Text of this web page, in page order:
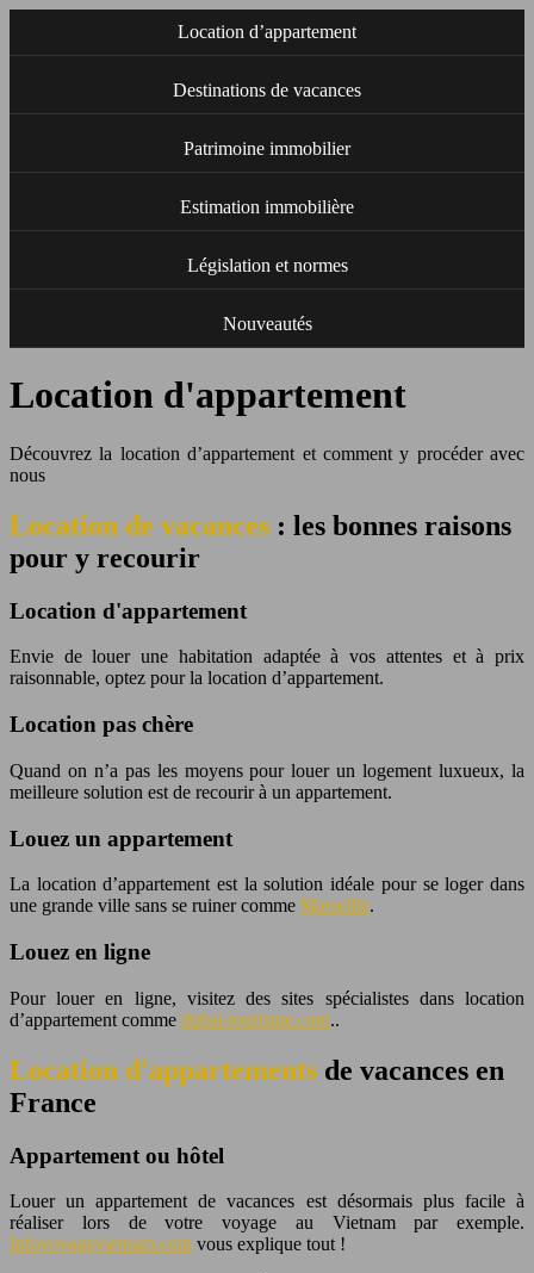
Location d’appartement
Destinations de vacances
Patrimoine immobilier
Estimation immobilière
Législation et normes
Nouveautés
Location d'appartement
Découvrez la location d’appartement et comment y procéder avec
nous
Location de vacances : les bonnes raisons
pour y recourir
Location d'appartement
Envie de louer une habitation adaptée à vos attentes et à prix
raisonnable, optez pour la location d’appartement.
Location pas chère
Quand on n’a pas les moyens pour louer un logement luxueux, la
meilleure solution est de recourir à un appartement.
Louez un appartement
La location d’appartement est la solution idéale pour se loger dans
une grande ville sans se ruiner comme Marseille.
Louez en ligne
Pour louer en ligne, visitez des sites spécialistes dans location
d’appartement comme dubai-tourisme.com..
Location d'appartements de vacances en
France
Appartement ou hôtel
Louer un appartement de vacances est désormais plus facile à
réaliser lors de votre voyage au Vietnam par exemple.
Infovoyagevietnam.com vous explique tout !